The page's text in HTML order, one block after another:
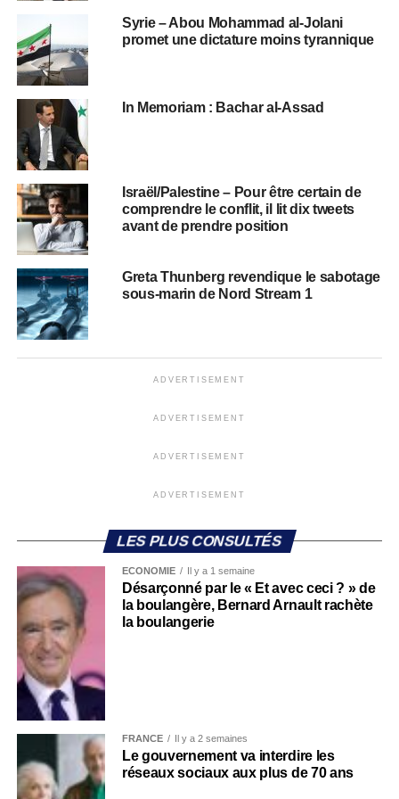
Syrie – Abou Mohammad al-Jolani
promet une dictature moins tyrannique
In Memoriam : Bachar al-Assad
Israël/Palestine – Pour être certain de
comprendre le conflit, il lit dix tweets
avant de prendre position
Greta Thunberg revendique le sabotage
sous-marin de Nord Stream 1
ADVERTISEMENT
ADVERTISEMENT
ADVERTISEMENT
ADVERTISEMENT
LES PLUS CONSULTÉS
ECONOMIE Il y a 1 semaine
Désarçonné par le « Et avec ceci ? » de
la boulangère, Bernard Arnault rachète
la boulangerie
FRANCE Il y a 2 semaines
Le gouvernement va interdire les
réseaux sociaux aux plus de 70 ans